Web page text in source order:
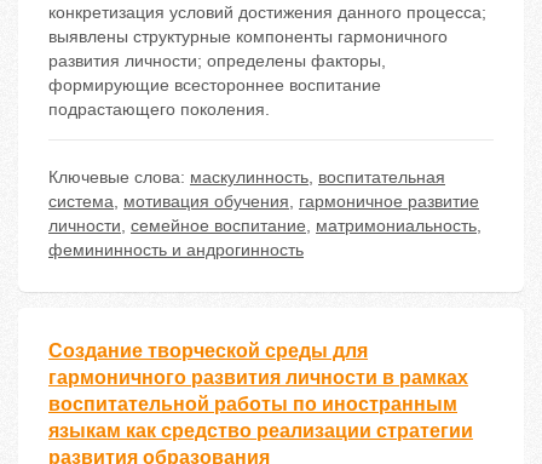
конкретизация условий достижения данного процесса;
выявлены структурные компоненты гармоничного
развития личности; определены факторы,
формирующие всестороннее воспитание
подрастающего поколения.
Ключевые слова: маскулинность, воспитательная
система, мотивация обучения, гармоничное развитие
личности, семейное воспитание, матримониальность,
фемининность и андрогинность
Создание творческой среды для
гармоничного развития личности в рамках
воспитательной работы по иностранным
языкам как средство реализации стратегии
развития образования